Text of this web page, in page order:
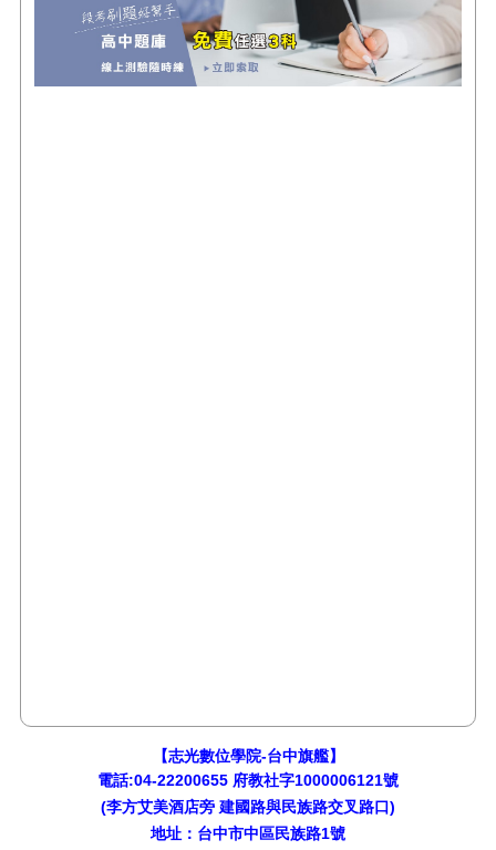
【志光數位學院-台中旗艦】
電話:04-22200655 府教社字1000006121號
(李方艾美酒店旁 建國路與民族路交叉路口)
地址：台中市中區民族路1號